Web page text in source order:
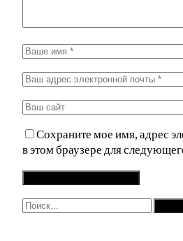
Сохраните мое имя, адрес
в этом браузере для